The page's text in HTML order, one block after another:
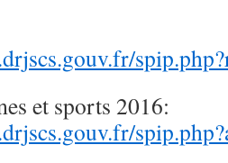
et sports 2016: